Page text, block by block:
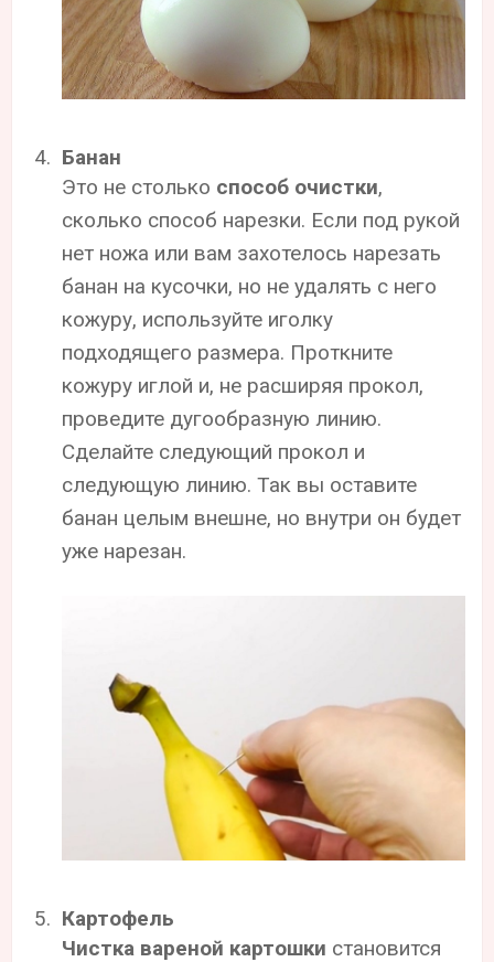
Банан
Это не столько способ очистки,
сколько способ нарезки. Если под рукой
нет ножа или вам захотелось нарезать
банан на кусочки, но не удалять с него
кожуру, используйте иголку
подходящего размера. Проткните
кожуру иглой и, не расширяя прокол,
проведите дугообразную линию.
Сделайте следующий прокол и
следующую линию. Так вы оставите
банан целым внешне, но внутри он будет
уже нарезан.
Картофель
Чистка вареной картошки становится